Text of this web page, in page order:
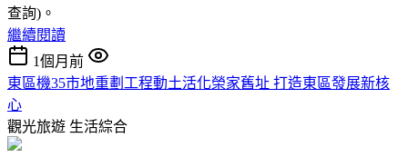
查詢)。
繼續閱讀
1個月前
東區機35市地重劃工程動土活化榮家舊址 打造東區發展新核
心
觀光旅遊 生活綜合